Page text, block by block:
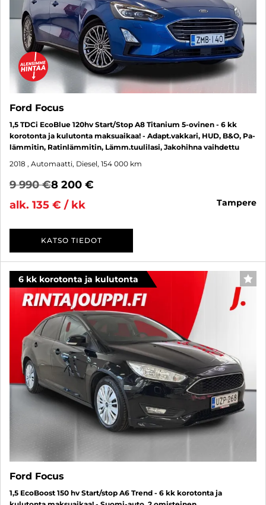
Ford Focus
1,5 TDCi EcoBlue 120hv Start/Stop A8 Titanium 5-ovinen - 6 kk
korotonta ja kulutonta maksuaikaa! - Adapt.vakkari, HUD, B&O, Pa-
lämmitin, Ratinlämmitin, Lämm.tuulilasi, Jakohihna vaihdettu
2018 , Automaatti, Diesel, 154 000 km
9 990 €8 200 €
alk. 135 € / kk
tampere
KATSO TIEDOT
6 kk korotonta ja kulutonta
Ford Focus
1,5 EcoBoost 150 hv Start/stop A6 Trend - 6 kk korotonta ja